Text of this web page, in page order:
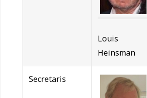
Louis
Heinsman
Secretaris